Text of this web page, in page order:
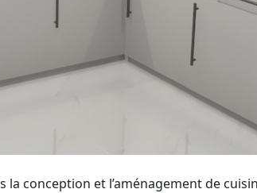
la conception et l’aménagement de